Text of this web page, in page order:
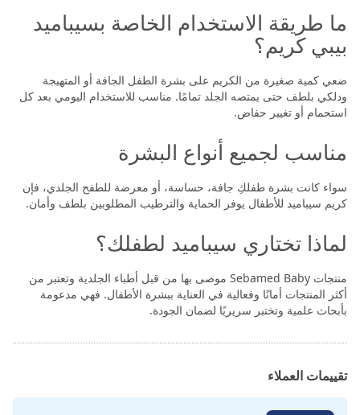
ما طريقة الاستخدام الخاصة بسيباميد
بيبي كريم؟
ضعي كمية صغيرة من الكريم على بشرة الطفل الجافة أو المتهيجة
ودلكي بلطف حتى يمتصه الجلد تمامًا. مناسب للاستخدام اليومي بعد كل
استحمام أو تغيير حفاض.
مناسب لجميع أنواع البشرة
سواء كانت بشرة طفلكِ جافة، حساسة، أو معرضة للطفح الجلدي، فإن
كريم سيباميد للأطفال يوفر الحماية والترطيب المطلوبين بلطف وأمان.
لماذا تختاري سيباميد لطفلك؟
منتجات Sebamed Baby موصى بها من قبل أطباء الجلدية وتعتبر من
أكثر المنتجات أمانًا وفعالية في العناية ببشرة الأطفال. فهي مدعومة
بأبحاث علمية وتختبر سريريًا لضمان الجودة.
تقييمات العملاء